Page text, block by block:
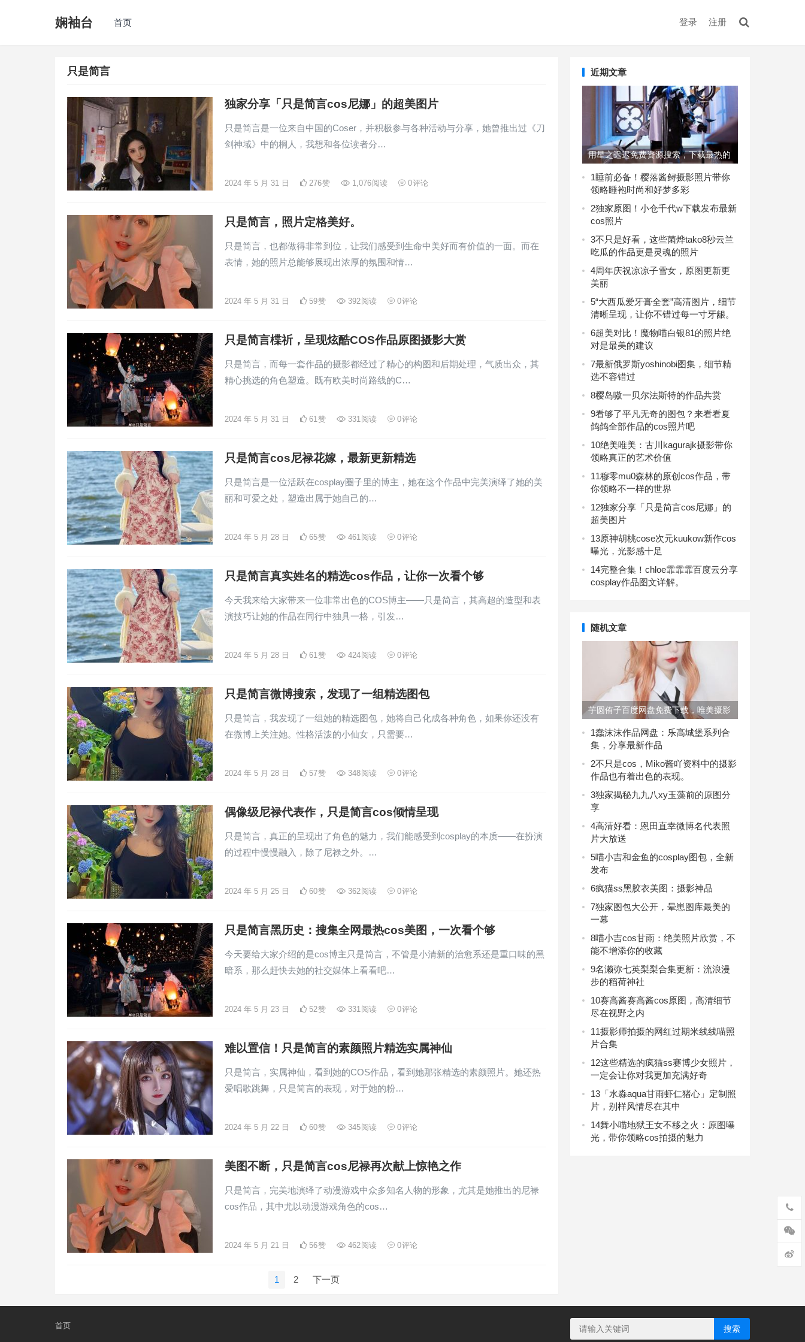
娴袖台 首页 登录 注册
只是简言
独家分享「只是简言cos尼娜」的超美图片
只是简言是一位来自中国的Coser，并积极参与各种活动与分享，她曾推出过《刀
剑神域》中的桐人，我想和各位读者分…
2024 年 5 月 31 日 276赞 1,076阅读 0评论
只是简言，照片定格美好。
只是简言，也都做得非常到位，让我们感受到生命中美好而有价值的一面。而在
表情，她的照片总能够展现出浓厚的氛围和情…
2024 年 5 月 31 日 59赞 392阅读 0评论
只是简言楪祈，呈现炫酷COS作品原图摄影大赏
只是简言，而每一套作品的摄影都经过了精心的构图和后期处理，气质出众，其
精心挑选的角色塑造。既有欧美时尚路线的C…
2024 年 5 月 31 日 61赞 331阅读 0评论
只是简言cos尼禄花嫁，最新更新精选
只是简言是一位活跃在cosplay圈子里的博主，她在这个作品中完美演绎了她的美
丽和可爱之处，塑造出属于她自己的…
2024 年 5 月 28 日 65赞 461阅读 0评论
只是简言真实姓名的精选cos作品，让你一次看个够
今天我来给大家带来一位非常出色的COS博主——只是简言，其高超的造型和表
演技巧让她的作品在同行中独具一格，引发…
2024 年 5 月 28 日 61赞 424阅读 0评论
只是简言微博搜索，发现了一组精选图包
只是简言，我发现了一组她的精选图包，她将自己化成各种角色，如果你还没有
在微博上关注她。性格活泼的小仙女，只需要…
2024 年 5 月 28 日 57赞 348阅读 0评论
偶像级尼禄代表作，只是简言cos倾情呈现
只是简言，真正的呈现出了角色的魅力，我们能感受到cosplay的本质——在扮演
的过程中慢慢融入，除了尼禄之外。…
2024 年 5 月 25 日 60赞 362阅读 0评论
只是简言黑历史：搜集全网最热cos美图，一次看个够
今天要给大家介绍的是cos博主只是简言，不管是小清新的治愈系还是重口味的黑
暗系，那么赶快去她的社交媒体上看看吧…
2024 年 5 月 23 日 52赞 331阅读 0评论
难以置信！只是简言的素颜照片精选实属神仙
只是简言，实属神仙，看到她的COS作品，看到她那张精选的素颜照片。她还热
爱唱歌跳舞，只是简言的表现，对于她的粉…
2024 年 5 月 22 日 60赞 345阅读 0评论
美图不断，只是简言cos尼禄再次献上惊艳之作
只是简言，完美地演绎了动漫游戏中众多知名人物的形象，尤其是她推出的尼禄
cos作品，其中尤以动漫游戏角色的cos…
2024 年 5 月 21 日 56赞 462阅读 0评论
1 2 下一页
近期文章
用星之迟迟免费资源搜索，下载最热的
美图集
1睡前必备！樱落酱鲟摄影照片带你
领略睡袍时尚和好梦多彩
2独家原图！小仓千代w下载发布最新
cos照片
3不只是好看，这些菌烨tako8秒云兰
吃瓜的作品更是灵魂的照片
4周年庆祝凉凉子雪女，原图更新更
美丽
5“大西瓜爱牙膏全套”高清图片，细节
清晰呈现，让你不错过每一寸牙龈。
6超美对比！魔物喵白银81的照片绝
对是最美的建议
7最新俄罗斯yoshinobi图集，细节精
选不容错过
8樱岛嗷一贝尔法斯特的作品共赏
9看够了平凡无奇的图包？来看看夏
鸽鸽全部作品的cos照片吧
10绝美唯美：古川kagurajk摄影带你
领略真正的艺术价值
11穆零mu0森林的原创cos作品，带
你领略不一样的世界
12独家分享「只是简言cos尼娜」的
超美图片
13原神胡桃cose次元kuukow新作cos
曝光，光影感十足
14完整合集！chloe霏霏霏百度云分享
cosplay作品图文详解。
随机文章
芋圆侑子百度网盘免费下载，唯美摄影
作品图包打包送
1蠢沫沫作品网盘：乐高城堡系列合
集，分享最新作品
2不只是cos，Miko酱吖资料中的摄影
作品也有着出色的表现。
3独家揭秘九九八xy玉藻前的原图分
享
4高清好看：恩田直幸微博名代表照
片大放送
5喵小吉和金鱼的cosplay图包，全新
发布
6疯猫ss黑胶衣美图：摄影神品
7独家图包大公开，晕崽图库最美的
一幕
8喵小吉cos甘雨：绝美照片欣赏，不
能不增添你的收藏
9名濑弥七英梨梨合集更新：流浪漫
步的稻荷神社
10赛高酱赛高酱cos原图，高清细节
尽在视野之内
11摄影师拍摄的网红过期米线线喵照
片合集
12这些精选的疯猫ss赛博少女照片，
一定会让你对我更加充满好奇
13 「水淼aqua甘雨虾仁猪心」定制照
片，别样风情尽在其中
14舞小喵地狱王女不移之火：原图曝
光，带你领略cos拍摄的魅力
首页 搜索